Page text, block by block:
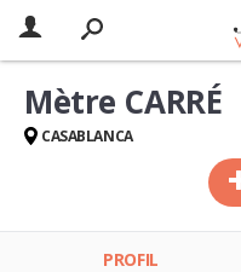
Mètre CARRÉ
CASABLANCA
PROFIL